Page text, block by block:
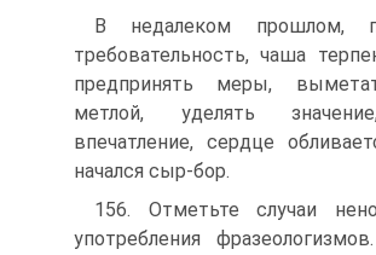
В недалеком прошлом,
требовательность, чаша
предпринять меры,
метлой, уделять
впечатление, сердце
начался сыр-бор.
156. Отметьте случаи
употребления